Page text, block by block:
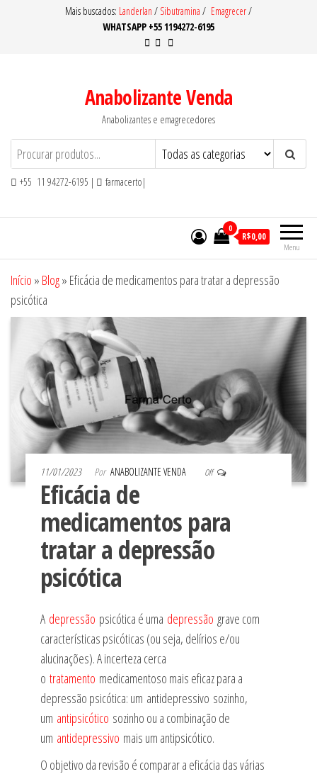
Mais buscados: Landerlan / Sibutramina / Emagrecer/
WHATSAPP +55 1194272-6195
Anabolizante Venda
Anabolizantes e emagrecedores
+55 11 94272-6195 | farmacerto|
Menu
0
R$0,00
Início » Blog» Eficácia de medicamentos para tratar a depressão
psicótica
11/01/2023 Por ANABOLIZANTE VENDA Off
Eficácia de
medicamentos para
tratar a depressão
psicótica
A depressão psicótica é uma depressão grave com
características psicóticas (ou seja, delírios e/ou
alucinações). A incerteza cerca
o tratamento medicamentoso mais eficaz para a
depressão psicótica: um antidepressivo sozinho,
um antipsicótico sozinho ou a combinação de
um antidepressivo mais um antipsicótico.
O objetivo da revisão é comparar a eficácia das várias